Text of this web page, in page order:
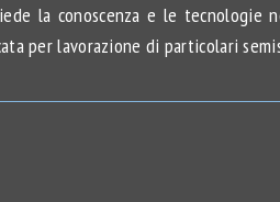
la conoscenza e le
per lavorazione di particolari